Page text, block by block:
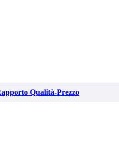
Qualità-Prezzo